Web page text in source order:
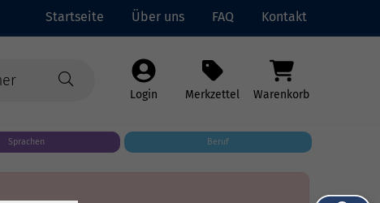
Startseite Über uns FAQ Kontakt
Login Merkzettel Warenkorb
Sprachen Beruf